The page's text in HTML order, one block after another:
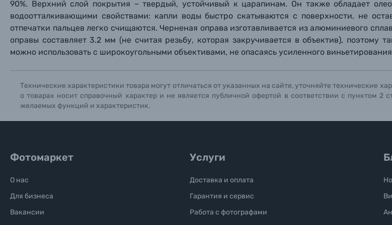
Отправить вопрос
Отправить вопрос
Солнцезащитные очки
Б/У фототехника (Комиссионные товары)
Уценённые товары
90%. Верхний слой покрытия – твердый, устойчивый к царапинам. Он также обладает
водоотталкивающими свойствами: капли воды быстро скатываются с поверхности, не
отпечатки пальцев легко счищаются. Черненая оправа изготавливается из алюминиевого
оправы составляет 3.2 мм (не считая резьбу, которая закручивается в объектив), поэтому
можно использовать с широкоугольными объективами, не опасаясь усиленного
Технические характеристики товара могут отличаться от указанных на сайте, уточняйте технические
о товарах носит справочный характер и не является публичной офертой в соответствии с пунктом
желаемых функций и характеристик.
Отправить вопрос
Фотомаркет
О нас
Для бизнеса
Вакансии
Услуги
Доставка и оплата
Гарантия и сервис
Работа с фотографами